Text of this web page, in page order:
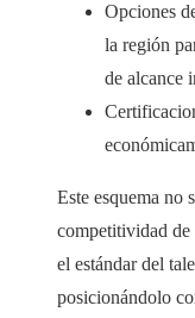
Opciones
la región
de alcance
Este esquema no
competitividad de
el estándar del
posicionándolo